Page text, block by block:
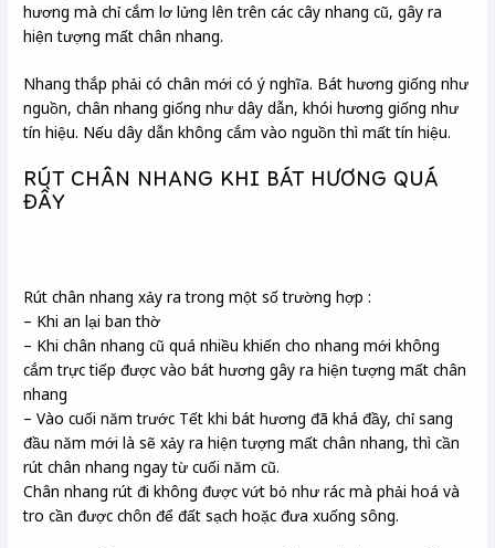
hương mà chỉ cắm lơ lửng lên trên các cây nhang cũ, gây ra
hiện tượng mất chân nhang.
Nhang thắp phải có chân mới có ý nghĩa. Bát hương giống như
nguồn, chân nhang giống như dây dẫn, khói hương giống như
tín hiệu. Nếu dây dẫn không cắm vào nguồn thì mất tín hiệu.
RÚT CHÂN NHANG KHI BÁT HƯƠNG QUÁ
ĐẦY
Rút chân nhang xảy ra trong một số trường hợp :
– Khi an lại ban thờ
– Khi chân nhang cũ quá nhiều khiến cho nhang mới không
cắm trực tiếp được vào bát hương gây ra hiện tượng mất chân
nhang
– Vào cuối năm trước Tết khi bát hương đã khá đầy, chỉ sang
đầu năm mới là sẽ xảy ra hiện tượng mất chân nhang, thì cần
rút chân nhang ngay từ cuối năm cũ.
Chân nhang rút đi không được vứt bỏ như rác mà phải hoá và
tro cần được chôn để đất sạch hoặc đưa xuống sông.